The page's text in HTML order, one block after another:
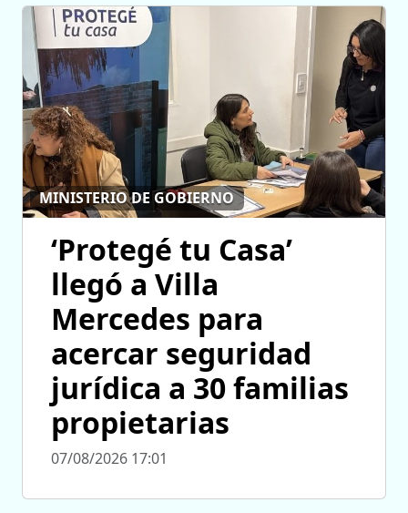
MINISTERIO DE GOBIERNO
‘Protegé tu Casa’
llegó a Villa
Mercedes para
acercar seguridad
jurídica a 30 familias
propietarias
07/08/2026 17:01